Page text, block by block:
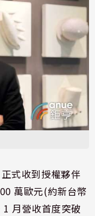
式收到授權夥伴
萬歐元(約新台幣
月營收首度突破